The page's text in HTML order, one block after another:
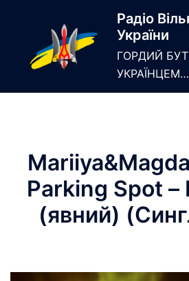
Радіо
України
ГОРДИЙ
УКРАЇНЦЕМ…
Parking Spot
(явний)